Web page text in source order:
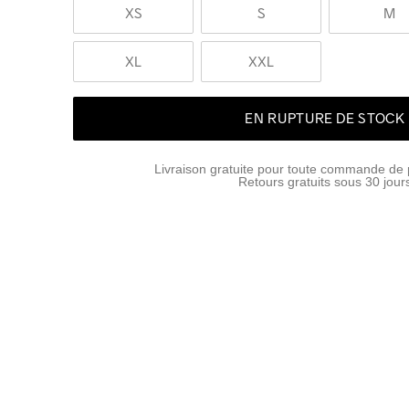
XS S M
XL XXL
EN RUPTURE DE STOCK
Livraison gratuite pour toute commande de
Retours gratuits sous 30